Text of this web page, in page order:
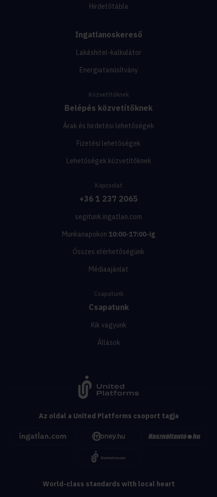
Hirdetőtábla
Ingatlanoskereső
Lakáshitel-kalkulátor
Energiatanúsítvány
Közvetítőknek
Belépés közvetítőknek
Árak és hirdetési lehetőségek
Fizetési lehetőségek
Lehetőségek közvetítőknek
Kapcsolat
+36 1 237 2065
segitunk.ingatlan.com
Munkanapokon 10:00-17:00-ig
Összes elérhetőségünk
Médiaajánlat
Csapatunk
Csapatunk
Kik vagyunk
Állások
Az oldal a United Platforms csoport tagja
World-class standards with local heart